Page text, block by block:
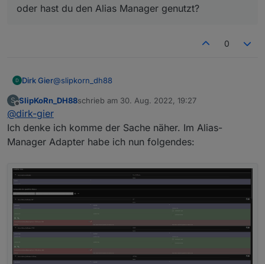
oder hast du den Alias Manager genutzt?
0
Dirk Gier@slipkorn_dh88
Du musst die Orientierung umkehren über das
bearbeiten Symbol im alias, wenn du den Datenpunkt
Level nimmst.
Dort trägst du das wie im Bild ein
S
Offline
SlipKoRn_DH88schrieb am 30. Aug. 2022, 19:27
zuletzt editiert von
@dirk-gier
Ich denke ich komme der Sache näher. Im Alias-
Manager Adapter habe ich nun folgendes: